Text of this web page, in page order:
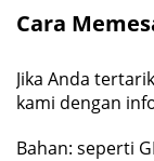
Cara
Jika Anda
kami dengan
Bahan: seperti